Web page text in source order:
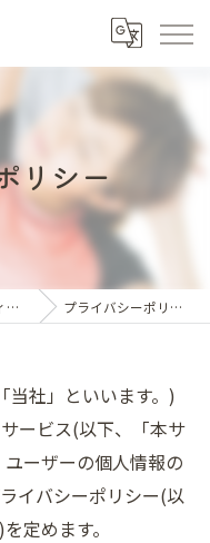
リシー
愛知県豊田の整体ならカイロプラクティック 成 プライバシーポリシー
当社」といいます。)
ービス(以下、「本サ
ーザーの個人情報の
イバシーポリシー(以
定めます。